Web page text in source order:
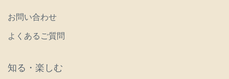
お問い合わせ
よくあるご質問
知る・楽しむ